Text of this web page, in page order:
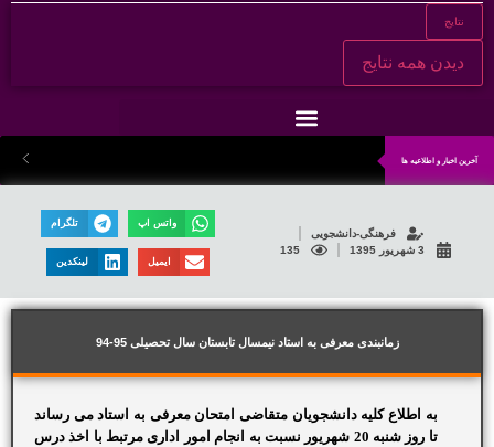
نتایج
دیدن همه نتایج
آخرین اخبار و اطلاعیه ها
فرهنگی-دانشجویی
3 شهریور 1395
135
واتس اپ تلگرام
ایمیل لینکدین
زمانبندی معرفی به استاد نیمسال تابستان سال تحصیلی 95-94
به اطلاع کلیه دانشجویان متقاضی امتحان معرفی به استاد می رساند
تا روز شنبه 20 شهریور نسبت به انجام امور اداری مرتبط با اخذ درس